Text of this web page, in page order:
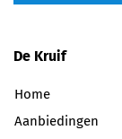
De Kruif
Home
Aanbiedingen